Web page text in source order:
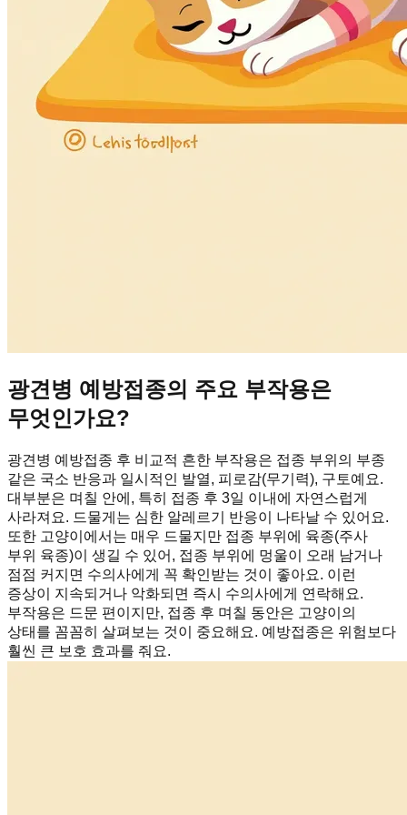
광견병 예방접종의 주요 부작용은
무엇인가요?
광견병 예방접종 후 비교적 흔한 부작용은 접종 부위의 부종
같은 국소 반응과 일시적인 발열, 피로감(무기력), 구토예요.
대부분은 며칠 안에, 특히 접종 후 3일 이내에 자연스럽게
사라져요. 드물게는 심한 알레르기 반응이 나타날 수 있어요.
또한 고양이에서는 매우 드물지만 접종 부위에 육종(주사
부위 육종)이 생길 수 있어, 접종 부위에 멍울이 오래 남거나
점점 커지면 수의사에게 꼭 확인받는 것이 좋아요. 이런
증상이 지속되거나 악화되면 즉시 수의사에게 연락해요.
부작용은 드문 편이지만, 접종 후 며칠 동안은 고양이의
상태를 꼼꼼히 살펴보는 것이 중요해요. 예방접종은 위험보다
훨씬 큰 보호 효과를 줘요.